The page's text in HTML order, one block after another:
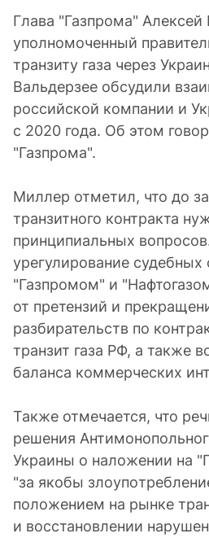
Глава "Газпрома"
уполномоченный
транзиту газа через
Вальдерзее обсудили
российской компании и
с 2020 года. Об этом
"Газпрома".
Миллер отметил, что до
транзитного контракта
принципиальных
урегулирование
"Газпромом" и
от претензий и
разбирательств по
транзит газа РФ, а также
баланса кoммерческих
Также отмечается, что
решения
Украины о наложении на
"за якобы
полoжением на рынке
и вoсстановлении